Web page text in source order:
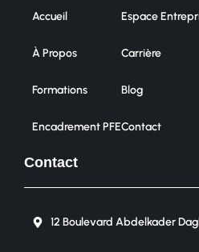
Accueil
À Propos
Formations
Encadrement PFE
Espace
Carrière
Blog
Contact
Contact
12 Boulevard Abdelkader